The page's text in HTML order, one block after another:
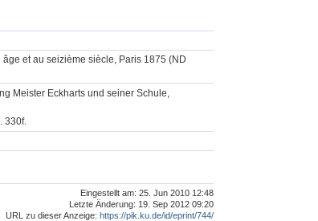
et au seizième siècle, Paris 1875 (ND
Meister Eckharts und seiner Schule,
330f.
Eingestellt am: 25. Jun 2010 12:48
Letzte Änderung: 19. Sep 2012 09:20
URL zu dieser Anzeige: https://pik.ku.de/id/eprint/744/